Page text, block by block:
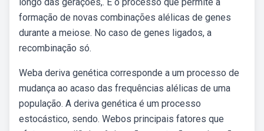
formação de novas combinações alélicas de genes
durante a meiose. No caso de genes ligados, a
recombinação só.
Weba deriva genética corresponde a um processo de
mudança ao acaso das frequências alélicas de uma
população. A deriva genética é um processo
estocástico, sendo. Webos principais fatores que